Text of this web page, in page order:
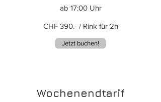
ab 17:00 Uhr
CHF 390.- / Rink für 2h
Jetzt buchen!
Wochenendtarif